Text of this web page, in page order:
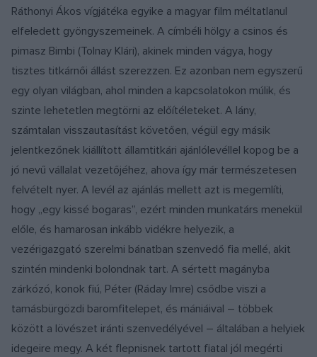
Ráthonyi Ákos vígjátéka egyike a magyar film méltatlanul
elfeledett gyöngyszemeinek. A címbéli hölgy a csinos és
pimasz Bimbi (Tolnay Klári), akinek minden vágya, hogy
tisztes titkárnői állást szerezzen. Ez azonban nem egyszerű
egy olyan világban, ahol minden a kapcsolatokon múlik, és
szinte lehetetlen megtörni az előítéleteket. A lány,
számtalan visszautasítást követően, végül egy másik
jelentkezőnek kiállított államtitkári ajánlólevéllel kopog be a
jó nevű vállalat vezetőjéhez, ahova így már természetesen
felvételt nyer. A levél az ajánlás mellett azt is megemlíti,
hogy „egy kissé bogaras”, ezért minden munkatárs menekül
előle, és hamarosan inkább vidékre helyezik, a
vezérigazgató szerelmi bánatban szenvedő fia mellé, akit
szintén mindenki bolondnak tart. A sértett magányba
zárkózó, konok fiú, Péter (Ráday Imre) csődbe viszi a
tamásbürgözdi baromfitelepet, és mániáival – többek
között a lövészet iránti szenvedélyével – általában a helyiek
idegeire megy. A két flepnisnek tartott fiatal jól megérti